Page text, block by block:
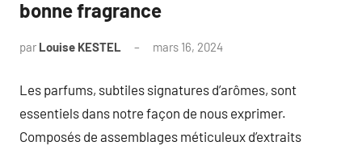
bonne fragrance
par Louise KESTEL mars 16, 2024
Les parfums, subtiles signatures d’arômes, sont
essentiels dans notre façon de nous exprimer.
Composés de assemblages méticuleux d’extraits